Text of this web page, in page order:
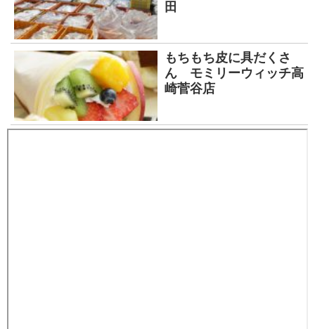
田
もちもち皮に具だくさ
ん モミリーウィッチ高
崎菅谷店